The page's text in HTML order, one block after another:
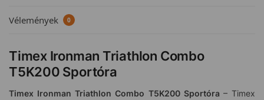
Vélemények 0
Timex Ironman Triathlon Combo
T5K200 Sportóra
Timex Ironman Triathlon Combo T5K200Sportóra – Timex